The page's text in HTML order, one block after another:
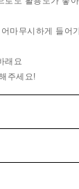
마무시하게 들어
래요
주세요!